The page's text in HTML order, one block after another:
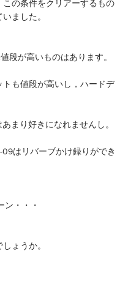
この条件をクリアーするもの
ました。
段が高いものはあります。
トも値段が高いし，ハードデ
まり好きになれませんし。
09はリバーブかけ録りができ
ン・・・
ょうか。